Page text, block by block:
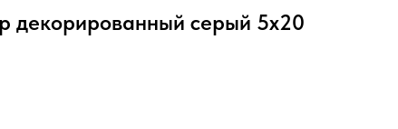
декорированный серый 5х20